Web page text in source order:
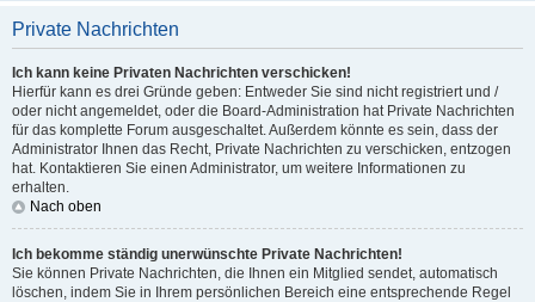
Private Nachrichten
Ich kann keine Privaten Nachrichten verschicken!
Hierfür kann es drei Gründe geben: Entweder Sie sind nicht registriert und /
oder nicht angemeldet, oder die Board-Administration hat Private Nachrichten
für das komplette Forum ausgeschaltet. Außerdem könnte es sein, dass der
Administrator Ihnen das Recht, Private Nachrichten zu verschicken, entzogen
hat. Kontaktieren Sie einen Administrator, um weitere Informationen zu
erhalten.
Nach oben
Ich bekomme ständig unerwünschte Private Nachrichten!
Sie können Private Nachrichten, die Ihnen ein Mitglied sendet, automatisch
löschen, indem Sie in Ihrem persönlichen Bereich eine entsprechende Regel